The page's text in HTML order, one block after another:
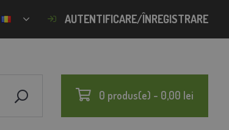
AUTENTIFICARE/ÎNREGISTRARE
0 produs(e) - 0,00 lei